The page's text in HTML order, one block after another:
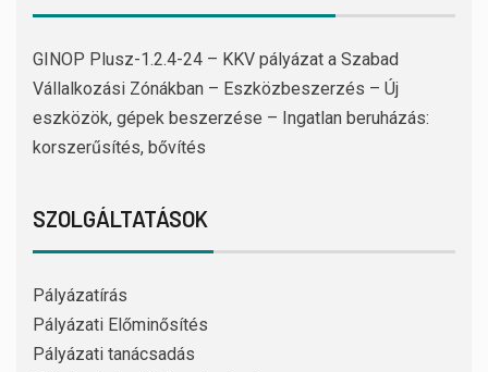
GINOP Plusz-1.2.4-24 – KKV pályázat a Szabad
Vállalkozási Zónákban – Eszközbeszerzés – Új
eszközök, gépek beszerzése – Ingatlan beruházás:
korszerűsítés, bővítés
SZOLGÁLTATÁSOK
Pályázatírás
Pályázati Előminősítés
Pályázati tanácsadás